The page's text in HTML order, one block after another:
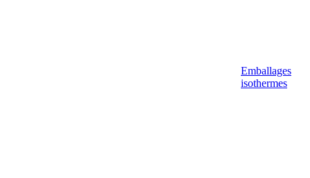
Emballages
isothermes